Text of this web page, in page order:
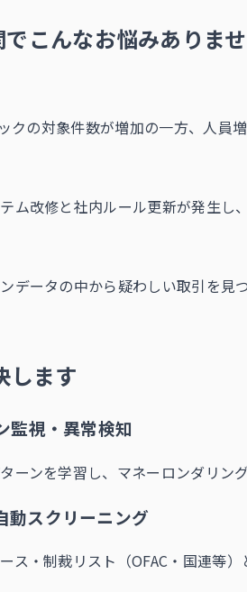
こんなお悩みありま
クの対象件数が増加の一方、人員
ム改修と社内ルール更新が発生し
データの中から疑わしい取引を
します
監視・異常検知
ーンを学習し、マネーロンダリン
動スクリーニング
ス・制裁リスト（OFAC・国連等